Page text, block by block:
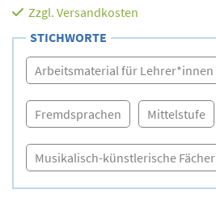
Zzgl. Versandkosten
STICHWORTE
Arbeitsmaterial für Lehrer*innen
Fremdsprachen Mittelstufe
Musikalisch-künstlerische Fächer